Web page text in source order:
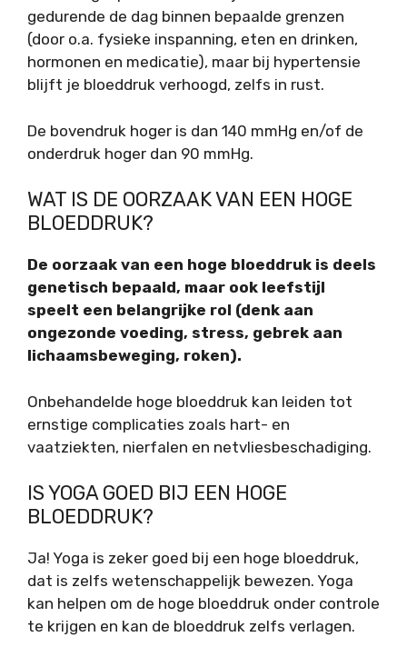
gedurende de dag binnen bepaalde grenzen
(door o.a. fysieke inspanning, eten en drinken,
hormonen en medicatie), maar bij hypertensie
blijft je bloeddruk verhoogd, zelfs in rust.
De bovendruk hoger is dan 140 mmHg en/of de
onderdruk hoger dan 90 mmHg.
WAT IS DE OORZAAK VAN EEN HOGE
BLOEDDRUK?
De oorzaak van een hoge bloeddruk is deels
genetisch bepaald, maar ook leefstijl
speelt een belangrijke rol (denk aan
ongezonde voeding, stress, gebrek aan
lichaamsbeweging, roken).
Onbehandelde hoge bloeddruk kan leiden tot
ernstige complicaties zoals hart- en
vaatziekten, nierfalen en netvliesbeschadiging.
IS YOGA GOED BIJ EEN HOGE
BLOEDDRUK?
Ja! Yoga is zeker goed bij een hoge bloeddruk,
dat is zelfs wetenschappelijk bewezen. Yoga
kan helpen om de hoge bloeddruk onder controle
te krijgen en kan de bloeddruk zelfs verlagen.